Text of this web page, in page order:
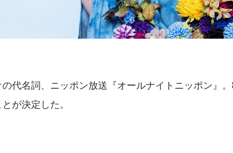
この番組をラ
カメレオンパーティー』12時55分
ターゲームの前に1軍へ復帰しました。ここまで2
持ち味が出せて抑えられることができたので、そ
ンの登板はまだ2試合ですが、ヒットを1本も打た
んですか？ 何の意識もしていないです（笑）。1
代名詞、ニッポン放送『オールナイトニッポン』
が決定した。